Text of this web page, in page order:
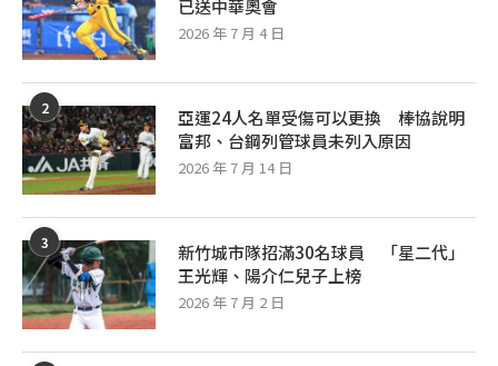
已送中華奧會
2026 年 7 月 4 日
2
亞運24人名單受傷可以更換 棒協說明
富邦、台鋼列管球員未列入原因
2026 年 7 月 14 日
3
新竹城市隊招滿30名球員 「星二代」
王光輝、陽介仁兒子上榜
2026 年 7 月 2 日